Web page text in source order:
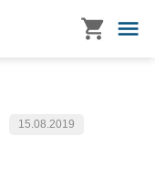
15.08.2019